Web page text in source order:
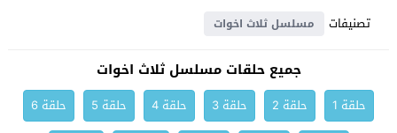
تصنيفات
مسلسل ثلاث اخوات
جميع حلقات مسلسل ثلاث اخوات
حلقة 1 حلقة 2 حلقة 3 حلقة 4 حلقة 5
حلقة 6